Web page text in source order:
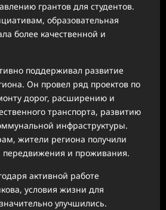
грантов для студентов.
образовательная
более качественной и
поддерживал развитие
Он провел ряд проектов по
дорог, расширению и
транспорта, развитию
инфраструктуры.
жители региона получили
передвижения и проживания.
активной работе
условия жизни для
улучшились.